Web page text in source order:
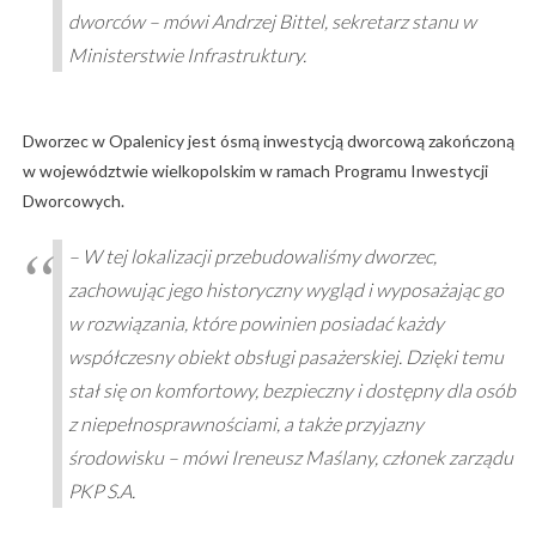
dworców – mówi Andrzej Bittel, sekretarz stanu w
Ministerstwie Infrastruktury.
Dworzec w Opalenicy jest ósmą inwestycją dworcową zakończoną
w województwie wielkopolskim w ramach Programu Inwestycji
Dworcowych.
– W tej lokalizacji przebudowaliśmy dworzec,
zachowując jego historyczny wygląd i wyposażając go
w rozwiązania, które powinien posiadać każdy
współczesny obiekt obsługi pasażerskiej. Dzięki temu
stał się on komfortowy, bezpieczny i dostępny dla osób
z niepełnosprawnościami, a także przyjazny
środowisku – mówi Ireneusz Maślany, członek zarządu
PKP S.A.